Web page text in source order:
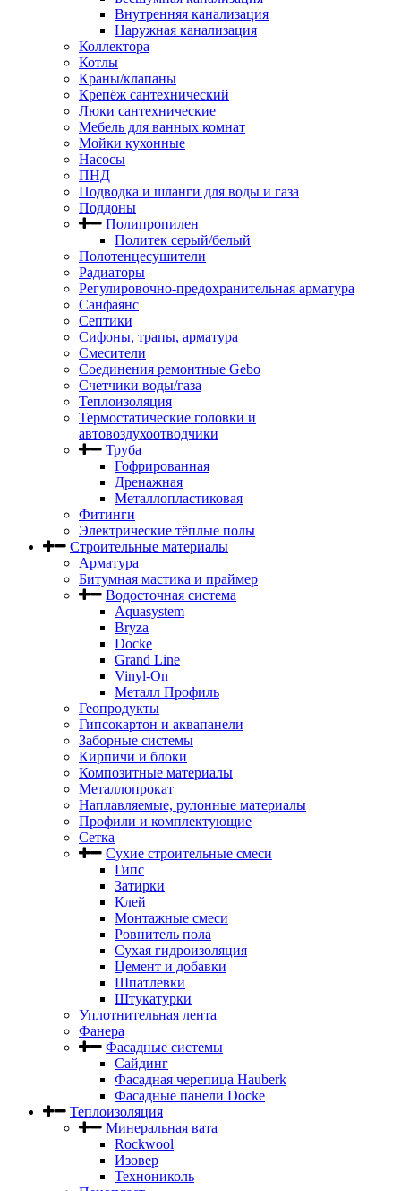
Внутренняя канализация
Наружная канализация
Коллектора
Котлы
Краны/клапаны
Крепёж сантехнический
Люки сантехнические
Мебель для ванных комнат
Мойки кухонные
Насосы
ПНД
Подводка и шланги для воды и газа
Поддоны
Полипропилен
Политек серый/белый
Полотенцесушители
Радиаторы
Регулировочно-предохранительная арматура
Санфаянс
Септики
Сифоны, трапы, арматура
Смесители
Соединения ремонтные Gebo
Счетчики воды/газа
Теплоизоляция
Термостатические головки и
автовоздухоотводчики
Труба
Гофрированная
Дренажная
Металлопластиковая
Фитинги
Электрические тёплые полы
Строительные материалы
Арматура
Битумная мастика и праймер
Водосточная система
Aquasystem
Bryza
Docke
Grand Line
Vinyl-On
Металл Профиль
Геопродукты
Гипсокартон и аквапанели
Заборные системы
Кирпичи и блоки
Композитные материалы
Металлопрокат
Наплавляемые, рулонные материалы
Профили и комплектующие
Сетка
Сухие строительные смеси
Гипс
Затирки
Клей
Монтажные смеси
Ровнитель пола
Сухая гидроизоляция
Цемент и добавки
Шпатлевки
Штукатурки
Уплотнительная лента
Фанера
Фасадные системы
Сайдинг
Фасадная черепица Hauberk
Фасадные панели Docke
Теплоизоляция
Минеральная вата
Rockwool
Изовер
Технониколь